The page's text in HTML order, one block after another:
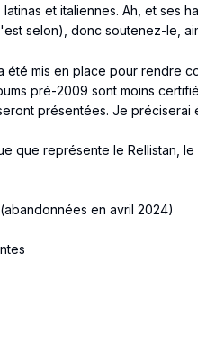
et italiennes. Ah, et ses
selon), donc soutenez-le,
été mis en place pour rendre
pré-2009 sont moins
présentées. Je
que représente le Rellistan,
(abandonnées en avril 2024)